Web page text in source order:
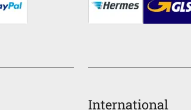
International